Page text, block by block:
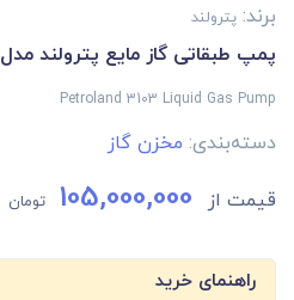
برند: پترولند
پمپ طبقاتی گاز مایع پترولند مدل 3103
Petroland 3103 Liquid Gas Pump
دسته‌بندی: مخزن گاز
قیمت از 105,000,000 تومان
راهنمای خرید